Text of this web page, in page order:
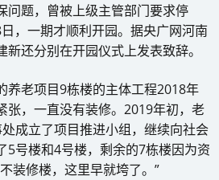
问题，曾被上级主管部门要求停
，一期才顺利开园。据央广网河南
还分别在开园仪式上发表致辞。
养老项目9栋楼的主体工程2018年
张，一直没有装修。2019年初，老
成立了项目推进小组，继续向社会
5号楼和4号楼，剩余的7栋楼因为资
装修楼，这里早就垮了。”